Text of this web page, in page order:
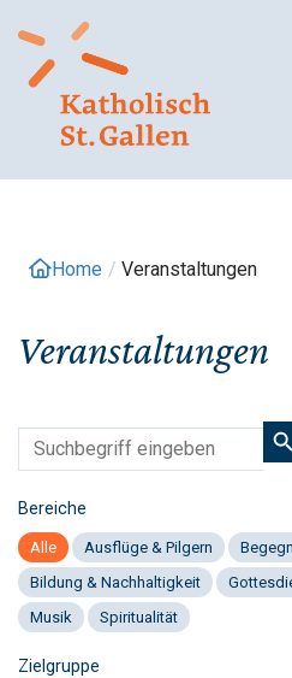
zum
Inhalt
Home / Veranstaltungen
Veranstaltungen
Bereiche
Alle Ausflüge & Pilgern
Bildung & Nachhaltigkeit
Musik
Spiritualität
Zielgruppe